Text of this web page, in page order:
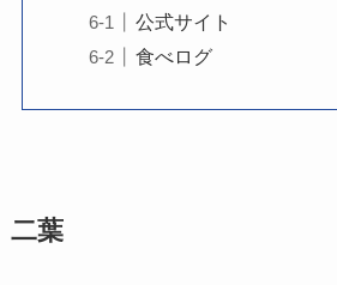
公式サイト
食べログ
二葉